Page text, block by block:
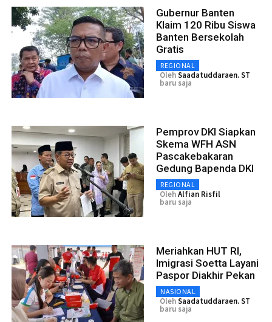
Gubernur Banten
Klaim 120 Ribu Siswa
Banten Bersekolah
Gratis
REGIONAL
OlehSaadatuddaraen. ST
baru saja
Pemprov DKI Siapkan
Skema WFH ASN
Pascakebakaran
Gedung Bapenda DKI
REGIONAL
OlehAlfian Risfil
baru saja
Meriahkan HUT RI,
Imigrasi Soetta Layani
Paspor Diakhir Pekan
NASIONAL
OlehSaadatuddaraen. ST
baru saja